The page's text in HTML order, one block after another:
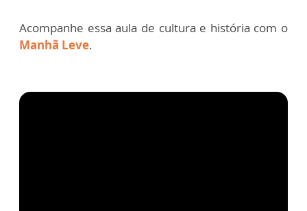
Acompanhe essa aula de cultura e história com o
Manhã Leve.